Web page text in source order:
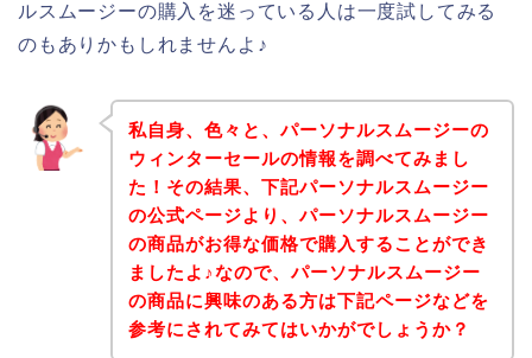
ルスムージーの購入を迷っている人は一度試してみる
のもありかもしれませんよ♪
私自身、色々と、パーソナルスムージーの
ウィンターセールの情報を調べてみまし
た！その結果、下記パーソナルスムージー
の公式ページより、パーソナルスムージー
の商品がお得な価格で購入することができ
ましたよ♪なので、パーソナルスムージー
の商品に興味のある方は下記ページなどを
参考にされてみてはいかがでしょうか？